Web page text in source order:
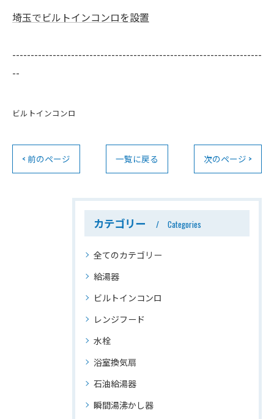
埼玉でビルトインコンロを設置
--------------------------------------------------------------------
--
ビルトインコンロ
< 前のページ 一覧に戻る 次のページ >
カテゴリー Categories
全てのカテゴリー
給湯器
ビルトインコンロ
レンジフード
水栓
浴室換気扇
石油給湯器
瞬間湯沸かし器